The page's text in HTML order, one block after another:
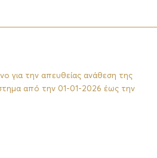
για την απευθείας ανάθεση της
από την 01-01-2026 έως την